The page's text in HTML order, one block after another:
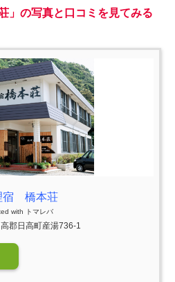
」の写真と口コミを見てみる
宿 橋本荘
with トマレバ
郡日高町産湯736-1